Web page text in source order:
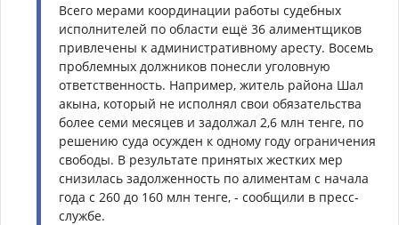
Всего мерами координации работы судебных
исполнителей по области ещё 36 алиментщиков
привлечены к административному аресту. Восемь
проблемных должников понесли уголовную
ответственность. Например, житель района Шал
акына, который не исполнял свои обязательства
более семи месяцев и задолжал 2,6 млн тенге, по
решению суда осужден к одному году ограничения
свободы. В результате принятых жестких мер
снизилась задолженность по алиментам с начала
года с 260 до 160 млн тенге, - сообщили в пресс-
службе.